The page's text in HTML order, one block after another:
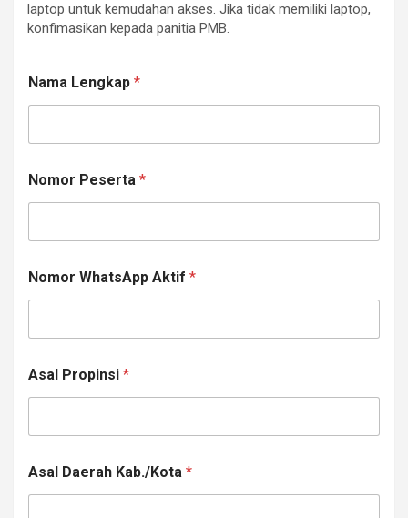
laptop untuk kemudahan akses. Jika tidak memiliki laptop,
konfimasikan kepada panitia PMB.
Nama Lengkap *
Nomor Peserta *
Nomor WhatsApp Aktif *
Asal Propinsi *
o
k
Asal Daerah Kab./Kota *